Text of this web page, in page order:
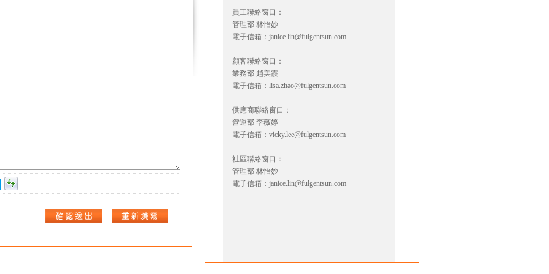
員工聯絡窗口：
管理部 林怡妙
電子信箱： janice.lin@fulgentsun.com
顧客聯絡窗口：
業務部 趙美霞
電子信箱： lisa.zhao@fulgentsun.com
供應商聯絡窗口：
營運部 李薇婷
電子信箱： vicky.lee@fulgentsun.com
社區聯絡窗口：
管理部 林怡妙
電子信箱： janice.lin@fulgentsun.com